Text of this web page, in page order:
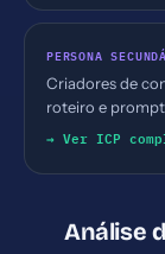
PERSONA
Criadores de
roteiro e
→ Ver ICP
Análise